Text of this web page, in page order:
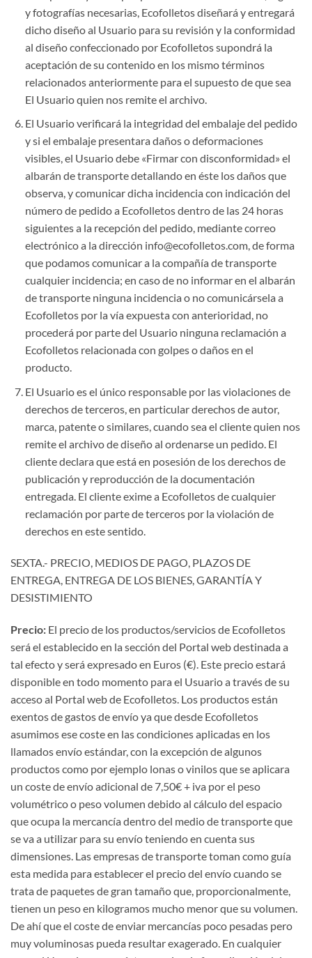
y fotografías necesarias, Ecofolletos diseñará y entregará
dicho diseño al Usuario para su revisión y la conformidad
al diseño confeccionado por Ecofolletos supondrá la
aceptación de su contenido en los mismo términos
relacionados anteriormente para el supuesto de que sea
El Usuario quien nos remite el archivo.
El Usuario verificará la integridad del embalaje del pedido
y si el embalaje presentara daños o deformaciones
visibles, el Usuario debe «Firmar con disconformidad» el
albarán de transporte detallando en éste los daños que
observa, y comunicar dicha incidencia con indicación del
número de pedido a Ecofolletos dentro de las 24 horas
siguientes a la recepción del pedido, mediante correo
electrónico a la dirección info@ecofolletos.com, de forma
que podamos comunicar a la compañía de transporte
cualquier incidencia; en caso de no informar en el albarán
de transporte ninguna incidencia o no comunicársela a
Ecofolletos por la vía expuesta con anterioridad, no
procederá por parte del Usuario ninguna reclamación a
Ecofolletos relacionada con golpes o daños en el
producto.
El Usuario es el único responsable por las violaciones de
derechos de terceros, en particular derechos de autor,
marca, patente o similares, cuando sea el cliente quien nos
remite el archivo de diseño al ordenarse un pedido. El
cliente declara que está en posesión de los derechos de
publicación y reproducción de la documentación
entregada. El cliente exime a Ecofolletos de cualquier
reclamación por parte de terceros por la violación de
derechos en este sentido.
SEXTA.- PRECIO, MEDIOS DE PAGO, PLAZOS DE
ENTREGA, ENTREGA DE LOS BIENES, GARANTÍA Y
DESISTIMIENTO
Precio: El precio de los productos/servicios de Ecofolletos
será el establecido en la sección del Portal web destinada a
tal efecto y será expresado en Euros (€). Este precio estará
disponible en todo momento para el Usuario a través de su
acceso al Portal web de Ecofolletos. Los productos están
exentos de gastos de envío ya que desde Ecofolletos
asumimos ese coste en las condiciones aplicadas en los
llamados envío estándar, con la excepción de algunos
productos como por ejemplo lonas o vinilos que se aplicara
un coste de envío adicional de 7,50€ + iva por el peso
volumétrico o peso volumen debido al cálculo del espacio
que ocupa la mercancía dentro del medio de transporte que
se va a utilizar para su envío teniendo en cuenta sus
dimensiones. Las empresas de transporte toman como guía
esta medida para establecer el precio del envío cuando se
trata de paquetes de gran tamaño que, proporcionalmente,
tienen un peso en kilogramos mucho menor que su volumen.
De ahí que el coste de enviar mercancías poco pesadas pero
muy voluminosas pueda resultar exagerado. En cualquier